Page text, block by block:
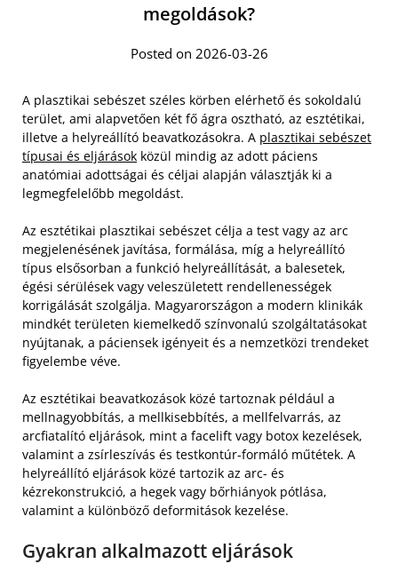
megoldások?
Posted on 2026-03-26
A plasztikai sebészet széles körben elérhető és sokoldalú
terület, ami alapvetően két fő ágra osztható, az esztétikai,
illetve a helyreállító beavatkozásokra. A plasztikai sebészet
típusai és eljárások közül mindig az adott páciens
anatómiai adottságai és céljai alapján választják ki a
legmegfelelőbb megoldást.
Az esztétikai plasztikai sebészet célja a test vagy az arc
megjelenésének javítása, formálása, míg a helyreállító
típus elsősorban a funkció helyreállítását, a balesetek,
égési sérülések vagy veleszületett rendellenességek
korrigálását szolgálja. Magyarországon a modern klinikák
mindkét területen kiemelkedő színvonalú szolgáltatásokat
nyújtanak, a páciensek igényeit és a nemzetközi trendeket
figyelembe véve.
Az esztétikai beavatkozások közé tartoznak például a
mellnagyobbítás, a mellkisebbítés, a mellfelvarrás, az
arcfiatalító eljárások, mint a facelift vagy botox kezelések,
valamint a zsírleszívás és testkontúr-formáló műtétek. A
helyreállító eljárások közé tartozik az arc- és
kézrekonstrukció, a hegek vagy bőrhiányok pótlása,
valamint a különböző deformitások kezelése.
Gyakran alkalmazott eljárások